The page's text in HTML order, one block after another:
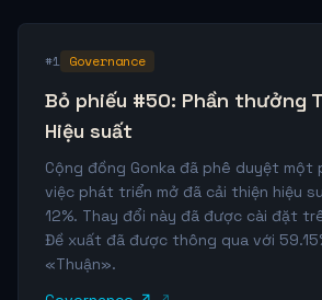
#1 Governance
Bỏ phiếu #50: Phần thưởng
Hiệu suất
Cộng đồng Gonka đã phê duyệt một
việc phát triển mở đã cải thiện hiệu
12%. Thay đổi này đã được cài đặt
Đề xuất đã được thông qua với
«Thuận».